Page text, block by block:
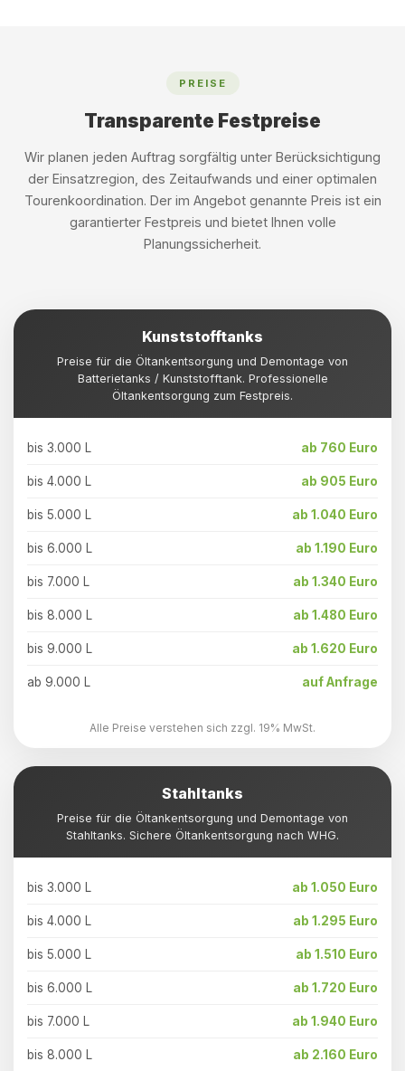
PREISE
Transparente Festpreise
Wir planen jeden Auftrag sorgfältig unter Berücksichtigung
der Einsatzregion, des Zeitaufwands und einer optimalen
Tourenkoordination. Der im Angebot genannte Preis ist ein
garantierter Festpreis und bietet Ihnen volle
Planungssicherheit.
Kunststofftanks
Preise für die Öltankentsorgung und Demontage von
Batterietanks / Kunststofftank. Professionelle
Öltankentsorgung zum Festpreis.
bis 3.000 L ab 760 Euro
bis 4.000 L ab 905 Euro
bis 5.000 L ab 1.040 Euro
bis 6.000 L ab 1.190 Euro
bis 7.000 L ab 1.340 Euro
bis 8.000 L ab 1.480 Euro
bis 9.000 L ab 1.620 Euro
ab 9.000 L auf Anfrage
Alle Preise verstehen sich zzgl. 19% MwSt.
Stahltanks
Preise für die Öltankentsorgung und Demontage von
Stahltanks. Sichere Öltankentsorgung nach WHG.
bis 3.000 L ab 1.050 Euro
bis 4.000 L ab 1.295 Euro
bis 5.000 L ab 1.510 Euro
bis 6.000 L ab 1.720 Euro
bis 7.000 L ab 1.940 Euro
bis 8.000 L ab 2.160 Euro